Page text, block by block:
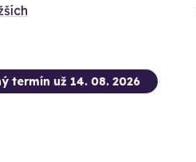
termín už 14. 08. 2026